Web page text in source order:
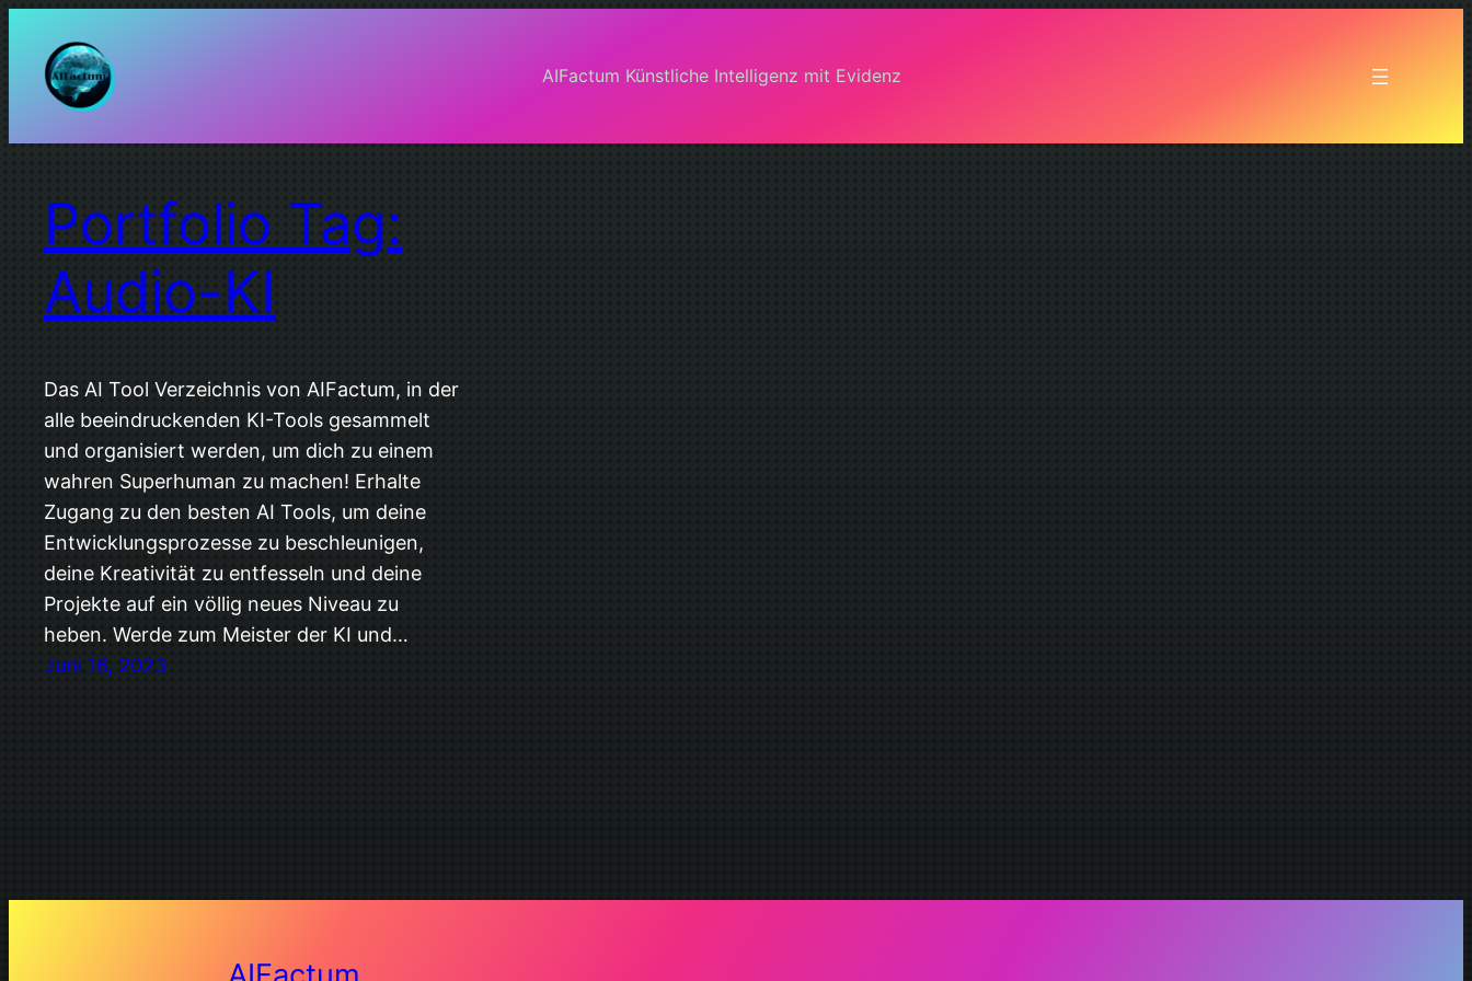
Inhalt
springen
AIFactum Künstliche Intelligenz mit Evidenz
Portfolio Tag:
Audio-KI
Das AI Tool Verzeichnis von AIFactum, in der
alle beeindruckenden KI-Tools gesammelt
und organisiert werden, um dich zu einem
wahren Superhuman zu machen! Erhalte
Zugang zu den besten AI Tools, um deine
Entwicklungsprozesse zu beschleunigen,
deine Kreativität zu entfesseln und deine
Projekte auf ein völlig neues Niveau zu
heben. Werde zum Meister der KI und…
Juni 16, 2023